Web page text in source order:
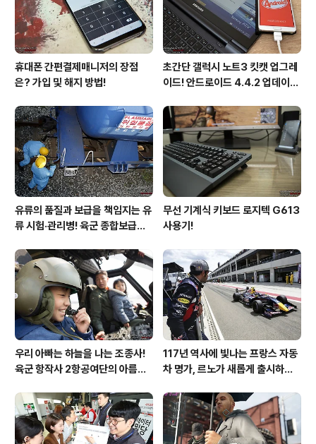
조건 비밀글로 작성하여 주세요! 비밀글이 ..
휴대폰 간편결제매니저의 장점
은? 가입 및 해지 방법!
초간단 갤럭시 노트3 킷캣 업그레
이드! 안드로이드 4.4.2 업데이트
유류의 품질과 보급을 책임지는 유
류 시험·관리병! 육군 종합보급창
무선 기계식 키보드 로지텍 G613
사용기!
우리 아빠는 하늘을 나는 조종사!
육군 항작사 2항공여단의 아름다
117년 역사에 빛나는 프랑스 자동
차 명가, 르노가 새롭게 출시하는